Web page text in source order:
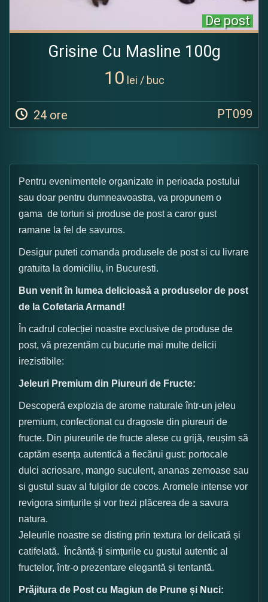
De post
Grisine Cu Masline 100g
10 lei / buc
24 ore PT099
Pentru evenimentele organizate in perioada postului
sau doar pentru dumneavoastra, va propunem o
gama de torturi si produse de post a caror gust
ramane la fel de savuros.
Desigur puteti comanda produsele de post si cu livrare
gratuita la domiciliu, in Bucuresti.
Bun venit în lumea delicioasă a produselor de post
de la Cofetaria Armand!
În cadrul colecției noastre exclusive de produse de
post, vă prezentăm cu bucurie mai multe delicii
irezistibile:
Jeleuri Premium din Piureuri de Fructe:
Descoperă explozia de arome naturale într-un jeleu
premium, confecționat cu dragoste din piureuri de
fructe. Din piureurile de fructe alese cu grijă, reușim să
captăm esența autentică a fiecărui gust: portocale
dulci acriosare, mango suculent, ananas zemoase sau
si gustul suav al fulgilor de cocos. Aromele intense vor
revigora simțurile și vor trezi plăcerea de a savura
natura.
Jeleurile noastre se disting prin textura lor delicată și
catifelată. Încântă-ți simțurile cu gustul autentic al
fructelor, într-o prezentare elegantă și tentantă.
Prăjitura de Post cu Magiun de Prune și Nuci: